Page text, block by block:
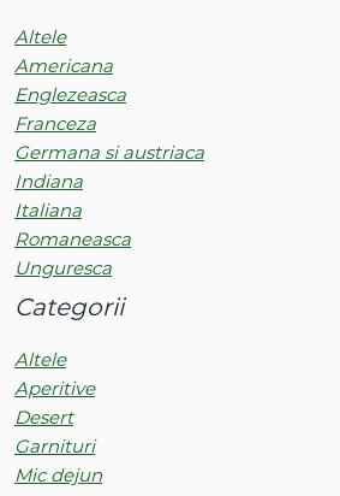
Altele
Americana
Englezeasca
Franceza
Germana si austriaca
Indiana
Italiana
Romaneasca
Unguresca
Categorii
Altele
Aperitive
Desert
Garnituri
Mic dejun